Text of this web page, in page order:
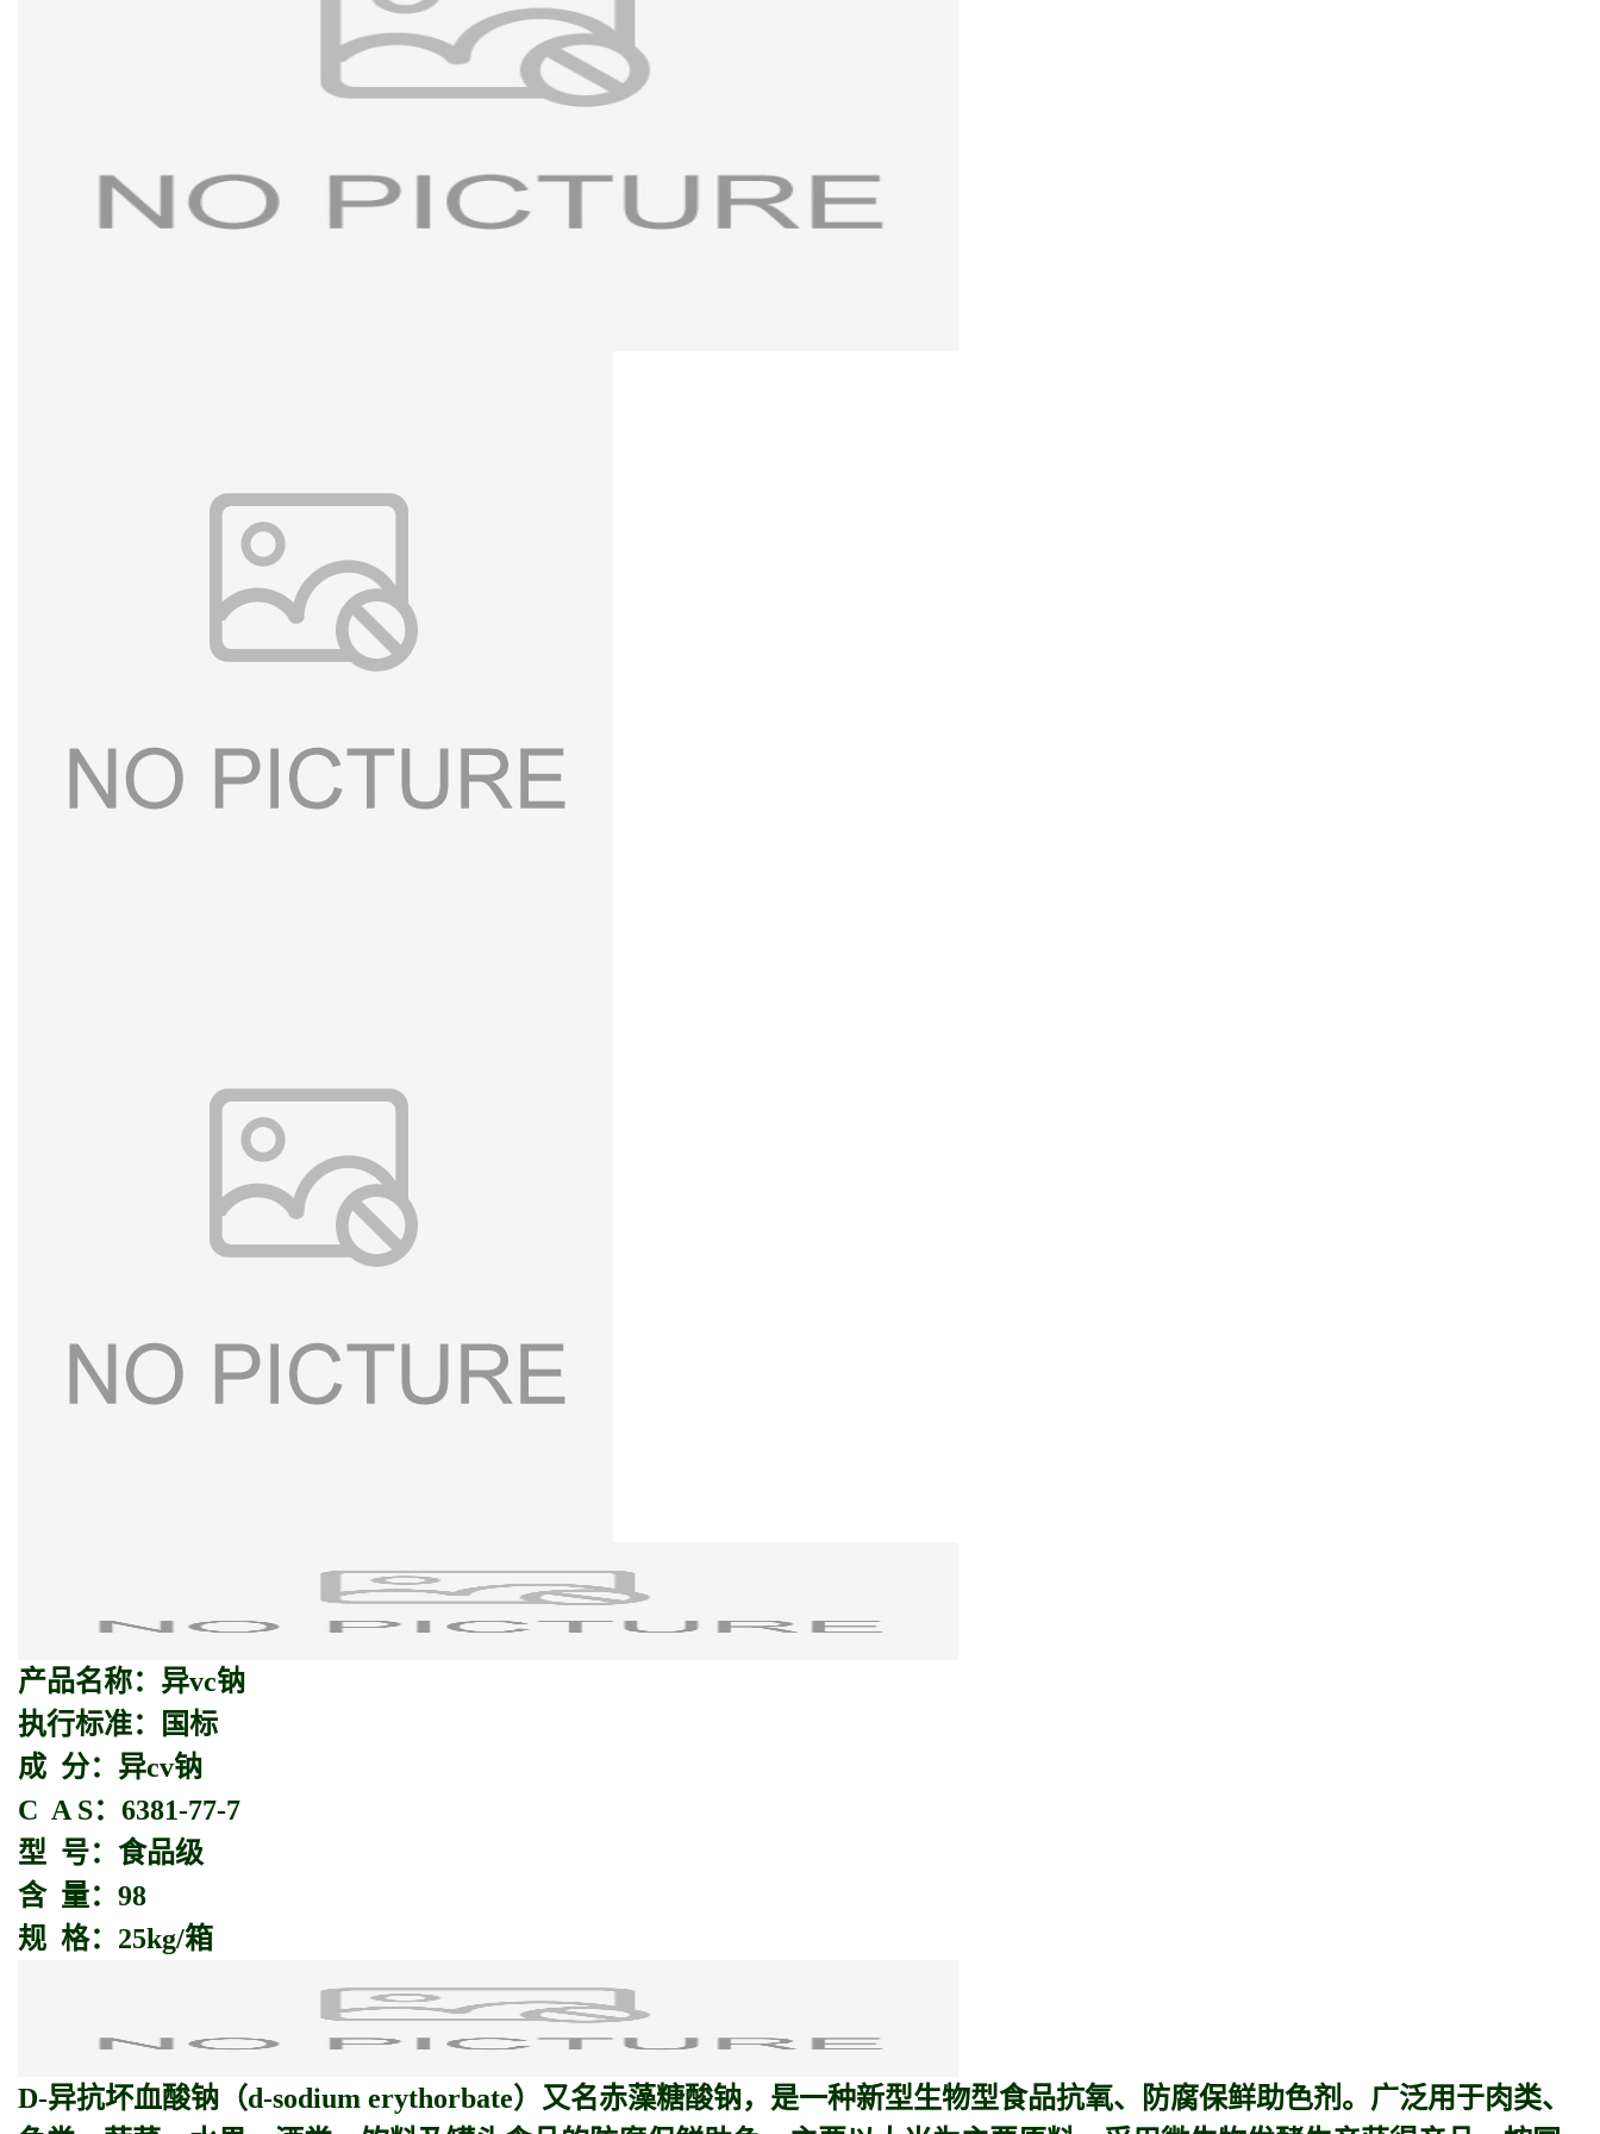
产品名称：异vc钠
执行标准：国标
成 分：异cv钠
C A S：6381-77-7
型 号：食品级
含 量：98
规 格：25kg/箱
D-异抗坏血酸钠 （d-sodium erythorbate）又名赤藻糖酸钠，是一种新型生物型食品抗氧、防腐保鲜助色剂。广泛用于肉类、